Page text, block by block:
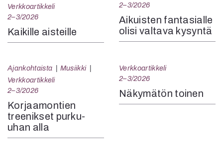
Verkkoartikkeli
2–3/2026
Kaikille aisteille
2–3/2026
Aikuisten fantasialle
olisi valtava kysyntä
Ajankohtaista
Musiikki
Verkkoartikkeli
2–3/2026
Korjaamontien
treenikset purku-
uhan alla
Verkkoartikkeli
2–3/2026
Näkymätön toinen